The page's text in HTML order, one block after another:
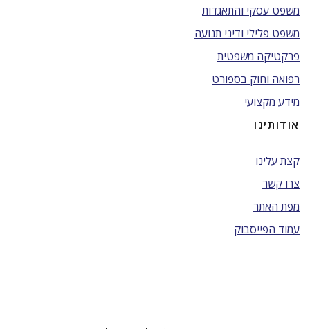
משפט עסקי והתאגדות
משפט פלילי ודיני תנועה
פרקטיקה משפטית
רפואה וחוק בספורט
מידע מקצועי
אודותינו
קצת עלינו
צרו קשר
מפת האתר
עמוד הפייסבוק